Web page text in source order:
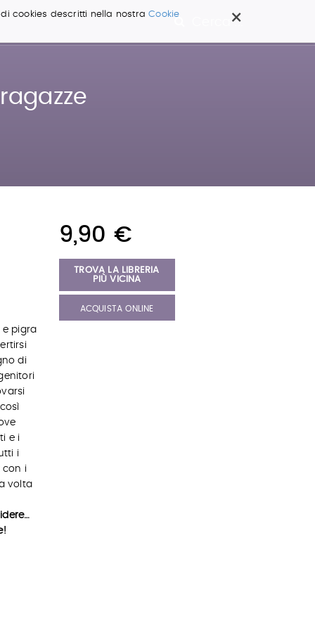
×
di cookies descritti nella nostraCookie
Cerca ...
e pigra
di
e i
i
con i
volta
9,90 €
TROVA LA LIBRERIA
PIÙ VICINA
ACQUISTA ONLINE